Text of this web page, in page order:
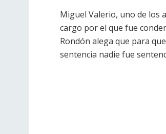
Miguel Valerio, uno de los
cargo por el que fue
Rondón alega que para
sentencia nadie fue